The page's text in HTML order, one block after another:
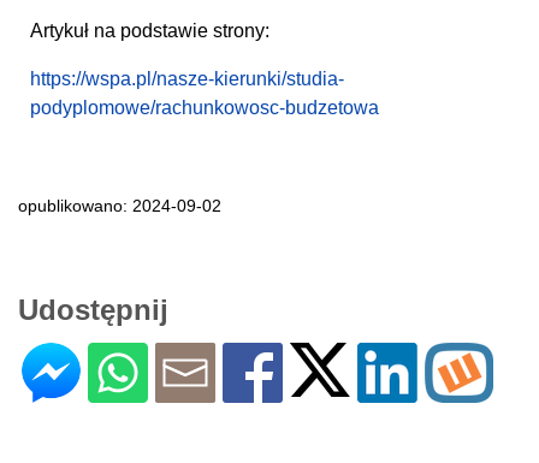
Artykuł na podstawie strony:
https://wspa.pl/nasze-kierunki/studia-
podyplomowe/rachunkowosc-budzetowa
opublikowano: 2024-09-02
Udostępnij